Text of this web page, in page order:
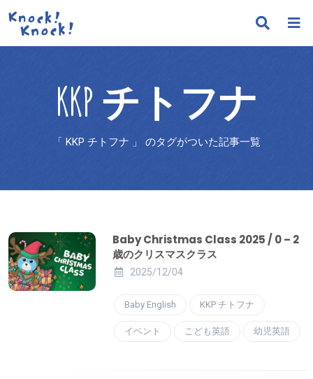
KKP チトフナ
「 KKP チトフナ 」 のタグがついた記事一覧
Baby Christmas Class 2025 / 0 – 2
歳のクリスマスクラス
2025/12/04
Baby English KKP チトフナ
イベント こども英語 幼児英語